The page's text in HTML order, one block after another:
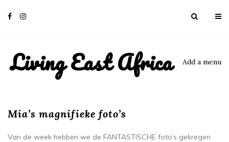
Living East Africa Add a menu
Mia’s magnifieke foto’s
Van de week hebben we de FANTASTISCHE foto’s gekregen